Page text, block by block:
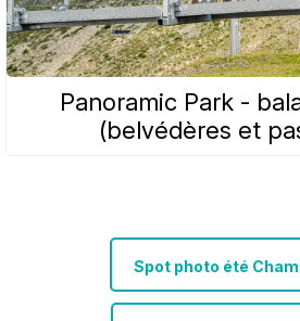
Panoramic Park -
(belvédères et
Spot photo été